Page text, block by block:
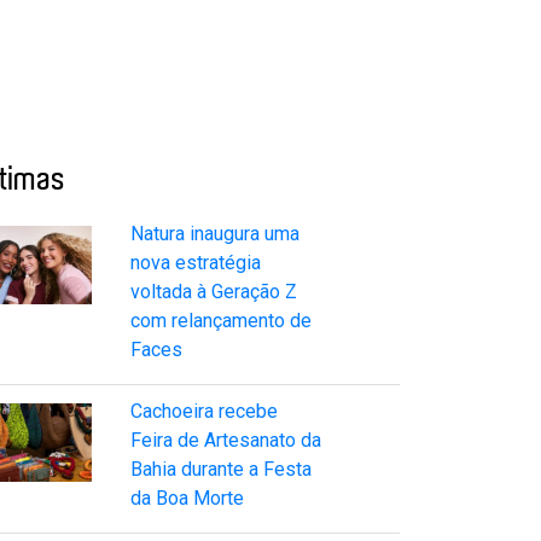
Natura inaugura uma
nova estratégia
voltada à Geração Z
com relançamento de
Faces
Cachoeira recebe
Feira de Artesanato da
Bahia durante a Festa
da Boa Morte